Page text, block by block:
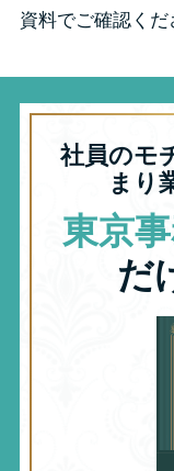
資料でご確認くだ
社員のモ
まり
東京
だ